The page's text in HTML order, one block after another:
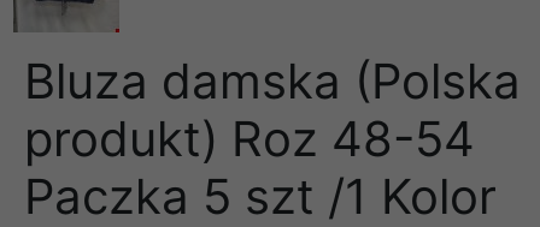
Bluza damska (Polska
produkt) Roz 48-54
Paczka 5 szt /1 Kolor